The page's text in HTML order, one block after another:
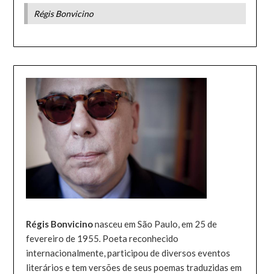
Régis Bonvicino
Régis Bonvicinonasceu em São Paulo, em 25 de
fevereiro de 1955. Poeta reconhecido
internacionalmente, participou de diversos eventos
literários e tem versões de seus poemas traduzidas em